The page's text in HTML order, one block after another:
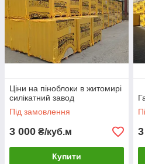
Ціни на піноблоки в житомирі
силікатний завод
Під замовлення
3 000 ₴/куб.м
Купити